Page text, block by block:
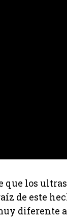
los
de este
diferente a